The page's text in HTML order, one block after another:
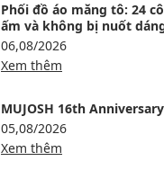
Phối đồ áo măng tô: 24
ấm và không bị nuốt
06,08/2026
Xem thêm
MUJOSH 16th Anniversary
05,08/2026
Xem thêm